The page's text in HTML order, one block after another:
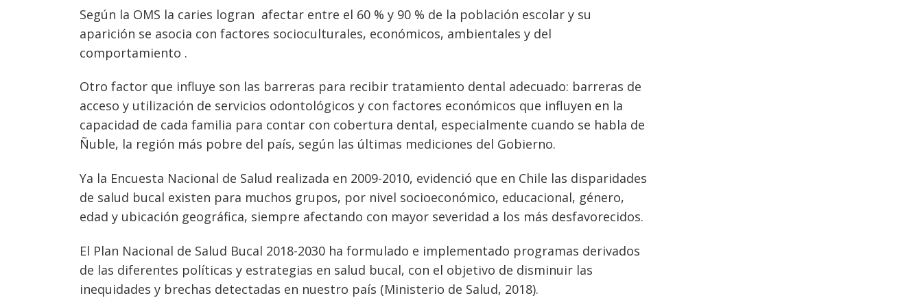
Según la OMS la caries logran afectar entre el 60 % y 90 % de la población escolar y su
aparición se asocia con factores socioculturales, económicos, ambientales y del
comportamiento .
Otro factor que influye son las barreras para recibir tratamiento dental adecuado: barreras de
acceso y utilización de servicios odontológicos y con factores económicos que influyen en la
capacidad de cada familia para contar con cobertura dental, especialmente cuando se habla de
Ñuble, la región más pobre del país, según las últimas mediciones del Gobierno.
Ya la Encuesta Nacional de Salud realizada en 2009-2010, evidenció que en Chile las disparidades
de salud bucal existen para muchos grupos, por nivel socioeconómico, educacional, género,
edad y ubicación geográfica, siempre afectando con mayor severidad a los más desfavorecidos.
El Plan Nacional de Salud Bucal 2018-2030 ha formulado e implementado programas derivados
de las diferentes políticas y estrategias en salud bucal, con el objetivo de disminuir las
inequidades y brechas detectadas en nuestro país (Ministerio de Salud, 2018).